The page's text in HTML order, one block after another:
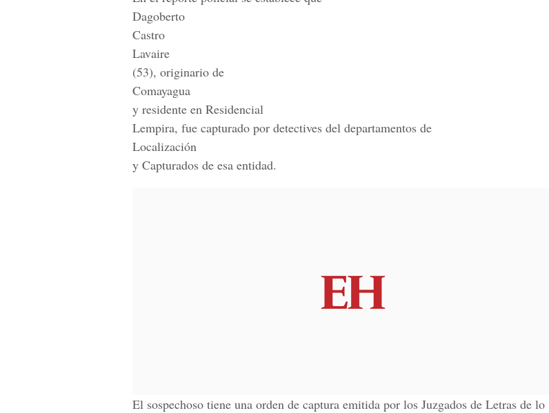
Dagoberto
Castro
Lavaire
(53), originario de
Comayagua
y residente en Residencial
Lempira, fue capturado por detectives del departamentos de
Localización
y Capturados de esa entidad.
El sospechoso tiene una orden de captura emitida por los Juzgados de Letras de lo